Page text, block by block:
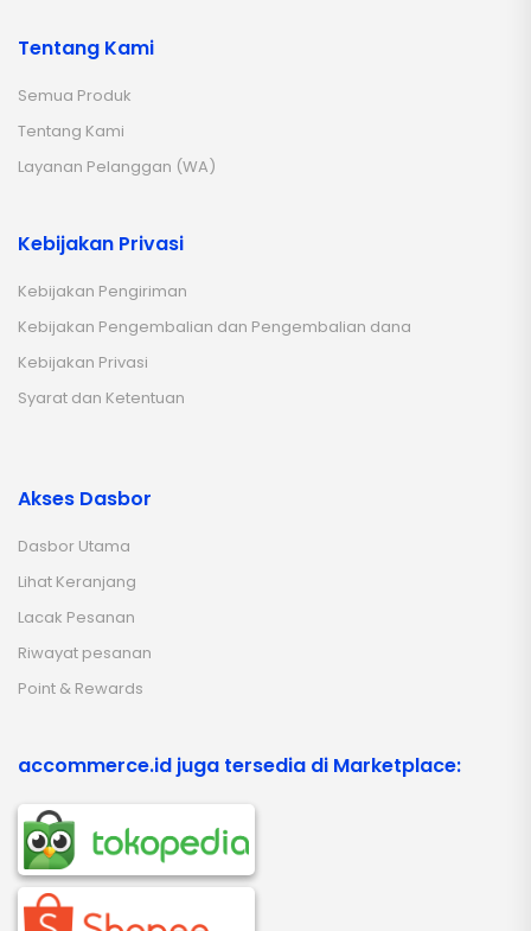
Tentang Kami
Semua Produk
Tentang Kami
Layanan Pelanggan (WA)
Kebijakan Privasi
Kebijakan Pengiriman
Kebijakan Pengembalian dan Pengembalian dana
Kebijakan Privasi
Syarat dan Ketentuan
Akses Dasbor
Dasbor Utama
Lihat Keranjang
Lacak Pesanan
Riwayat pesanan
Point & Rewards
accommerce.id juga tersedia di Marketplace: